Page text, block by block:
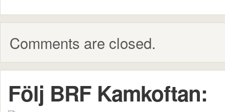
Comments are closed.
Följ BRF Kamkoftan: